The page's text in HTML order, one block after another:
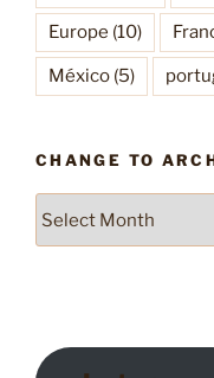
Europe (10)
México (5)
CHANGE TO